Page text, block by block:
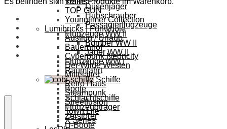
Düsenjäger
Hubschrauber
Passagierflugzeuge
Flugzeuge WW II
Bomber WW II
Jäger WW II
Flugzeuge WW I
Raumfahrt
Schiffe
Boote
Schlachtschiffe
Flugzeugträger
Zerstörer
U-Boote
TOP GUN
Youngtimer Collection
Lumibricks | Funwhole
Ausflug / Urlaub
Bauernhof
Cyberpunk Neoncity
Der Wilde Westen
Mittelalter
Retro Haus
Steampunk
Streetfusion
Town Life
X Series